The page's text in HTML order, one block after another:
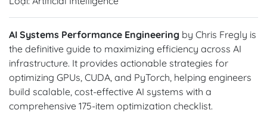
AI Systems Performance Engineering by Chris Fregly is
the definitive guide to maximizing efficiency across AI
infrastructure. It provides actionable strategies for
optimizing GPUs, CUDA, and PyTorch, helping engineers
build scalable, cost-effective AI systems with a
comprehensive 175-item optimization checklist.